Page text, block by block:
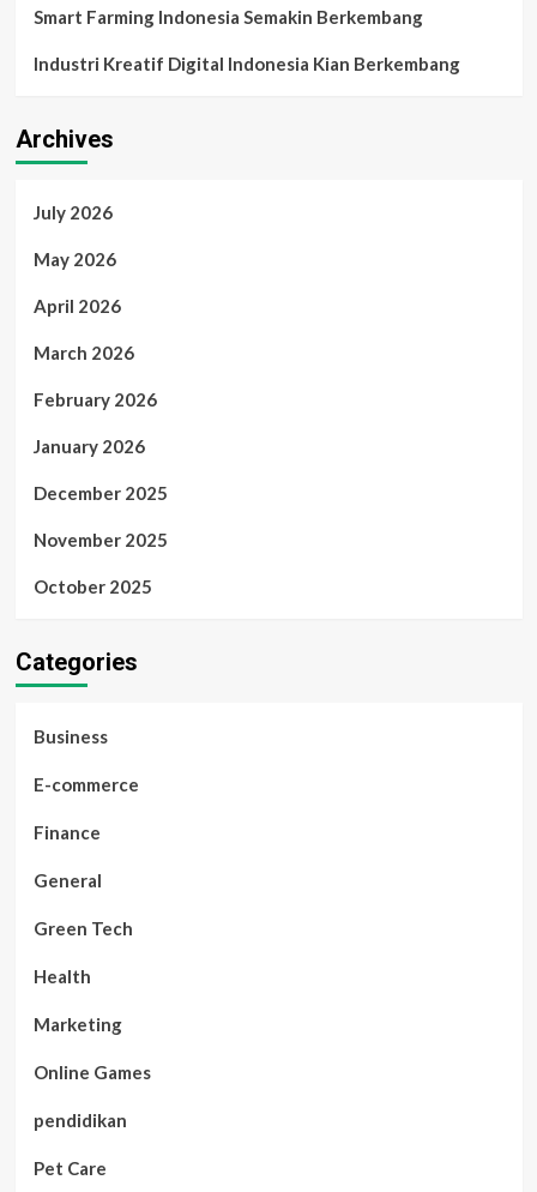
Smart Farming Indonesia Semakin Berkembang
Industri Kreatif Digital Indonesia Kian Berkembang
Archives
July 2026
May 2026
April 2026
March 2026
February 2026
January 2026
December 2025
November 2025
October 2025
Categories
Business
E-commerce
Finance
General
Green Tech
Health
Marketing
Online Games
pendidikan
Pet Care